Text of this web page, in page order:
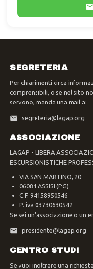
SEGRETERIA
Per chiarimenti circa
comprensibili, o se nel sito
servono, manda una mail a:
segreteria@lagap.org
ASSOCIAZIONE
LAGAP - LIBERA
ESCURSIONISTICHE
VIA SAN MARTINO, 20
06081 ASSISI (PG)
C.F. 94158950546
P. iva 03730630542
Se sei un'associazione o un
presidente@lagap.org
CENTRO STUDI
Se vuoi inoltrare una